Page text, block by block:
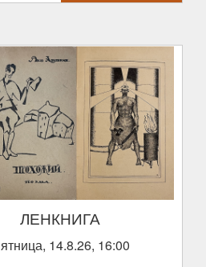
ЛЕНКНИГА
Пятница, 14.8.26, 16:00